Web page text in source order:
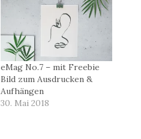
eMag No.7 – mit Freebie
Bild zum Ausdrucken &
Aufhängen
30. Mai 2018